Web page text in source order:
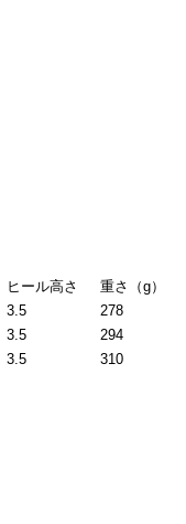
ヒール高さ
重さ（g）
3.5
278
3.5
294
3.5
310